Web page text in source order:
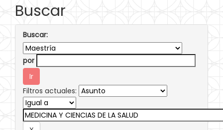
Buscar
Buscar:
por
Filtros actuales: